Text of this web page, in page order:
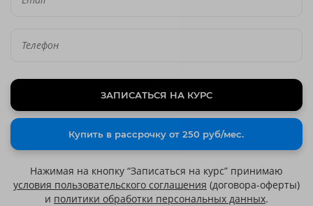
ЗАПИСАТЬСЯ НА КУРС
Купить в рассрочку от 250 руб/мес.
Нажимая на кнопку “Записаться на курс” принимаю
условия пользовательского соглашения (договора-оферты)
и политики обработки персональных данных.